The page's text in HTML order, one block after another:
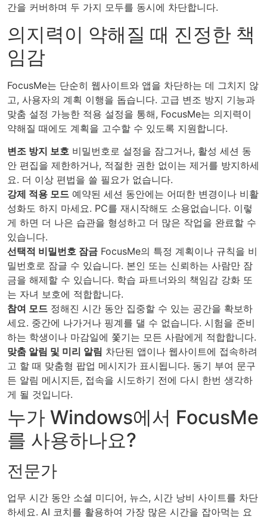
간을 커버하며 두 가지 모두를 동시에 차단합니다.
의지력이 약해질 때 진정한 책
임감
FocusMe는 단순히 웹사이트와 앱을 차단하는 데 그치지 않
고, 사용자의 계획 이행을 돕습니다. 고급 변조 방지 기능과
맞춤 설정 가능한 적용 설정을 통해, FocusMe는 의지력이
약해질 때에도 계획을 고수할 수 있도록 지원합니다.
변조 방지 보호 비밀번호로 설정을 잠그거나, 활성 세션 동
안 편집을 제한하거나, 적절한 권한 없이는 제거를 방지하세
요. 더 이상 편법을 쓸 필요가 없습니다.
강제 적용 모드 예약된 세션 동안에는 어떠한 변경이나 비활
성화도 하지 마세요. PC를 재시작해도 소용없습니다. 이렇
게 하면 더 나은 습관을 형성하고 더 많은 작업을 완료할 수
있습니다.
선택적 비밀번호 잠금 FocusMe의 특정 계획이나 규칙을 비
밀번호로 잠글 수 있습니다. 본인 또는 신뢰하는 사람만 잠
금을 해제할 수 있습니다. 학습 파트너와의 책임감 강화 또
는 자녀 보호에 적합합니다.
참여 모드 정해진 시간 동안 집중할 수 있는 공간을 확보하
세요. 중간에 나가거나 핑계를 댈 수 없습니다. 시험을 준비
하는 학생이나 마감일에 쫓기는 모든 사람에게 적합합니다.
맞춤 알림 및 미리 알림 차단된 앱이나 웹사이트에 접속하려
고 할 때 맞춤형 팝업 메시지가 표시됩니다. 동기 부여 문구
든 알림 메시지든, 접속을 시도하기 전에 다시 한번 생각하
게 될 것입니다.
누가 Windows에서 FocusMe
를 사용하나요?
전문가
업무 시간 동안 소셜 미디어, 뉴스, 시간 낭비 사이트를 차단
하세요. AI 코치를 활용하여 가장 많은 시간을 잡아먹는 요